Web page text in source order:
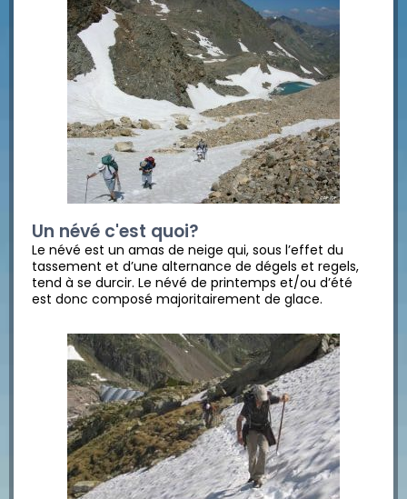
Un névé c'est quoi?
Le névé est un amas de neige qui, sous l’effet du
tassement et d’une alternance de dégels et regels,
tend à se durcir. Le névé de printemps et/ou d’été
est donc composé majoritairement de glace.